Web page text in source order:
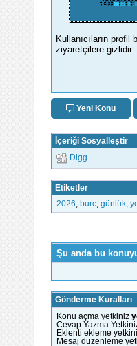
Kullanıcıların profil
ziyaretçilere gizlidir.
Yeni Konu
İçeriği Sosyalleştir
Digg
Etiketler
2026
burc günlük
Şu anda bu
Gönderme Kuralları
Konu açma yetkiniz
Cevap Yazma
Eklenti ekleme
Mesaj düzenleme